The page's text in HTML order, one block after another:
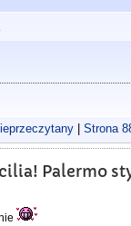
| Strona
Palermo